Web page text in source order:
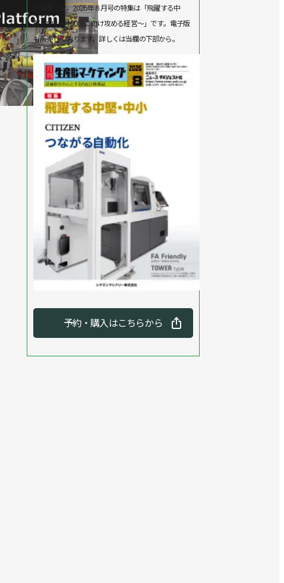
が満載です。2026年８月号の特集は「飛躍する中
堅・中小～100億に向け攻める経営～」です。電子版
も販売しております。詳しくは当欄の下部から。
予約・購入はこちらから